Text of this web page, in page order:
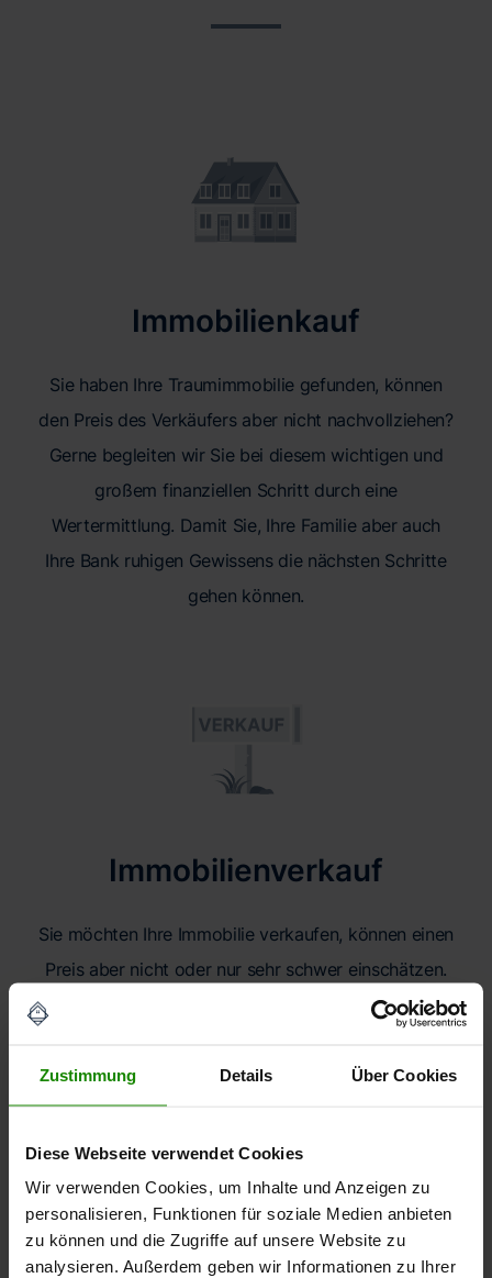
Zustimmung Details Über Cookies
Diese Webseite verwendet Cookies
Wir verwenden Cookies, um Inhalte und Anzeigen zu
personalisieren, Funktionen für soziale Medien anbieten
zu können und die Zugriffe auf unsere Website zu
analysieren. Außerdem geben wir Informationen zu Ihrer
Immobilienkauf
Sie haben Ihre Traumimmobilie gefunden, können
den Preis des Verkäufers aber nicht nachvollziehen?
Gerne begleiten wir Sie bei diesem wichtigen und
großem finanziellen Schritt durch eine
Wertermittlung. Damit Sie, Ihre Familie aber auch
Ihre Bank ruhigen Gewissens die nächsten Schritte
gehen können.
Immobilienverkauf
Sie möchten Ihre Immobilie verkaufen, können einen
Preis aber nicht oder nur sehr schwer einschätzen.
Mit unserer Wertermittlung erhalten Sie eine